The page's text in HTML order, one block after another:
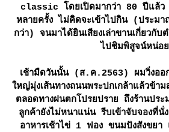
classic โดยเปิดมากว่า 80 ปีแล้ว
หลายครั้ง ไม่คิดจะเข้าไปกิน (ประมา
กว่า) จนมาได้ยินเสียงเล่าขานเกี่ยวกับ
ไปชิมพิสูจน์หน่อ
เช้ามืดวันนั้น (ส.ค.2563) ผมวิ่งออก
หญ่มุ่งเส้นทางถนนพระปกเกล้าแล้วข้าม
ตลอดทางฝนตกโปรยปราย ถึงร้านปร
ลูกค้ายังไม่หนาแน่น รีบเข้าจับจองที่นั่
อาหารเช้าไข่ 1 ฟอง ขนมปังสังขยา